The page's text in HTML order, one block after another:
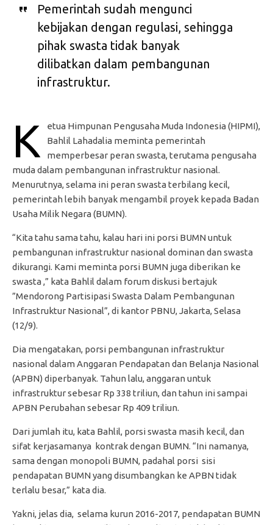
Pemerintah sudah mengunci
kebijakan dengan regulasi, sehingga
pihak swasta tidak banyak
dilibatkan dalam pembangunan
infrastruktur.
K
etua Himpunan Pengusaha Muda Indonesia (HIPMI),
Bahlil Lahadalia meminta pemerintah
memperbesar peran swasta, terutama pengusaha
muda dalam pembangunan infrastruktur nasional.
Menurutnya, selama ini peran swasta terbilang kecil,
pemerintah lebih banyak mengambil proyek kepada Badan
Usaha Milik Negara (BUMN).
“Kita tahu sama tahu, kalau hari ini porsi BUMN untuk
pembangunan infrastruktur nasional dominan dan swasta
dikurangi. Kami meminta porsi BUMN juga diberikan ke
swasta ,” kata Bahlil dalam forum diskusi bertajuk
”Mendorong Partisipasi Swasta Dalam Pembangunan
Infrastruktur Nasional”, di kantor PBNU, Jakarta, Selasa
(12/9).
Dia mengatakan, porsi pembangunan infrastruktur
nasional dalam Anggaran Pendapatan dan Belanja Nasional
(APBN) diperbanyak. Tahun lalu, anggaran untuk
infrastruktur sebesar Rp 338 triliun, dan tahun ini sampai
APBN Perubahan sebesar Rp 409 triliun.
Dari jumlah itu, kata Bahlil, porsi swasta masih kecil, dan
sifat kerjasamanya kontrak dengan BUMN. “Ini namanya,
sama dengan monopoli BUMN, padahal porsi sisi
pendapatan BUMN yang disumbangkan ke APBN tidak
terlalu besar,” kata dia.
Yakni, jelas dia, selama kurun 2016-2017, pendapatan BUMN